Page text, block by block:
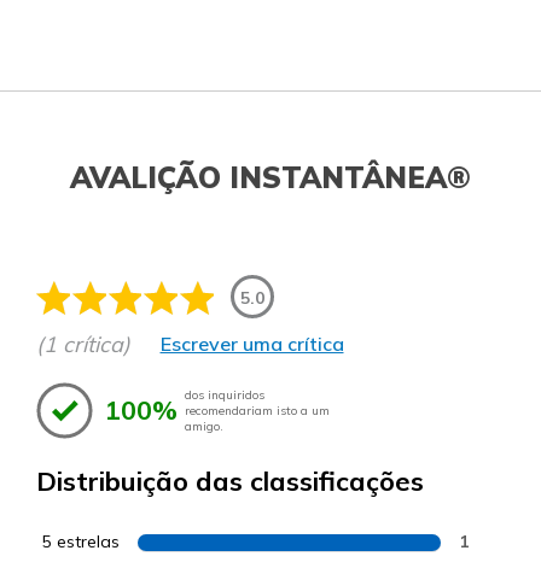
AVALIÇÃO INSTANTÂNEA®
5.0
(1 crítica) Escrever uma crítica
100% dos inquiridos
recomendariam isto a um
amigo.
Distribuição das classificações
5 estrelas 1